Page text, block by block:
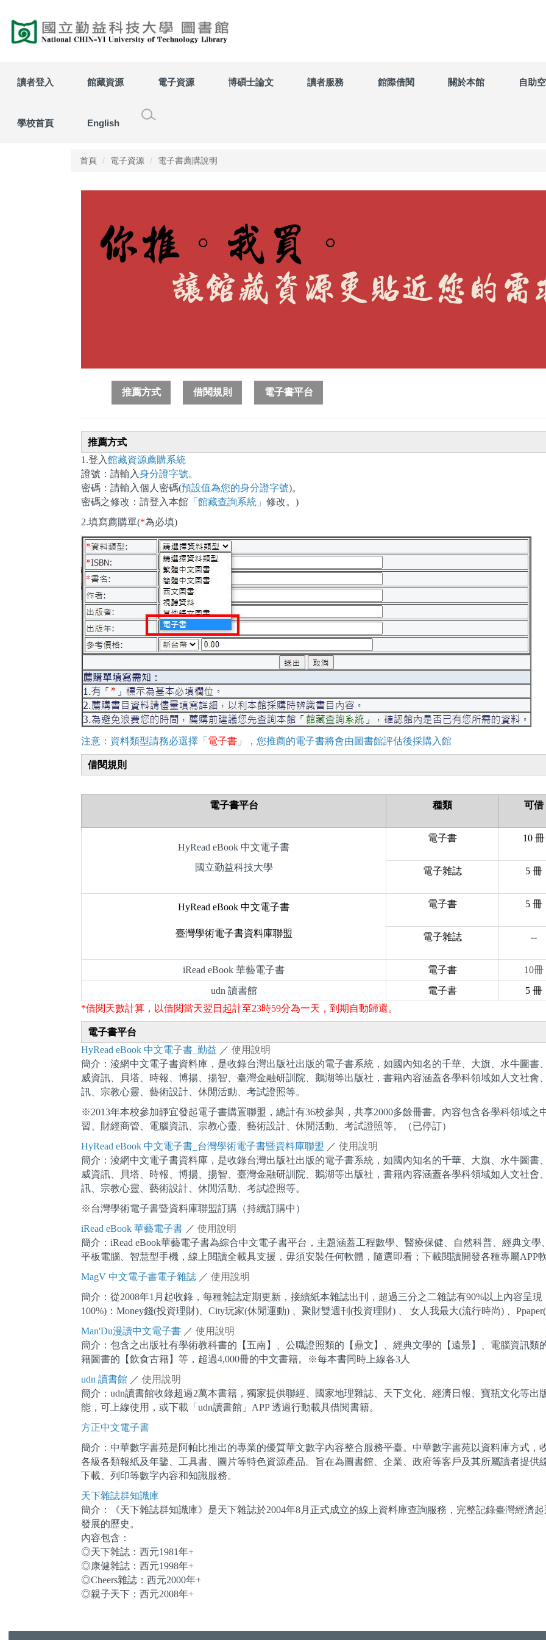
到
要
讀者登入 館藏資源 電子資源 博碩士論文 讀者服務 館際借閱 關於本館 自助
學校首頁 English
首頁 電子資源 電子書薦購說明
推薦方式 借閱規則 電子書平台
推薦方式
1.登入館藏資源薦購系統
證號：請輸入身分證字號。
密碼：請輸入個人密碼(預設值為您的身分證字號)。
密碼之修改：請登入本館 「館藏查詢系統」 修改。)
2.填寫薦購單(*為必填)
注意：資料類型請務必選擇「 電子書 」，您推薦的電子書將會由圖書館評估後採購入館
借閱規則
電子書平台 種類 可借
HyRead eBook 中文電子書
國立勤益科技大學
電子書 10 冊
電子雜誌 5 冊
HyRead eBook 中文電子書
臺灣學術電子書資料庫聯盟
電子書 5 冊
電子雜誌 --
iRead eBook 華藝電子書 電子書
10冊
udn 讀書館
電子書 5 冊
*借閱天數計算，以借閱當天翌日起計至23時59分為一天，到期自動歸還。
電子書平台
HyRead eBook 中文電子書_勤益 ／ 使用說明
簡介：淩網中文電子書資料庫，是收錄台灣出版社出版的電子書系統，如國內知名的千華、大旗、水牛圖書
威資訊、貝塔、時報、博揚、揚智、臺灣金融研訓院、鵝湖等出版社，書籍內容涵蓋各學科領域如人文社會
訊、宗教心靈、藝術設計、休閒活動、考試證照等。
※2013年本校參加靜宜發起電子書購置聯盟，總計有36校參與，共享2000多餘冊書。內容包含各學科領域
習、財經商管、電腦資訊、宗教心靈、藝術設計、休閒活動、考試證照等。（已停訂）
HyRead eBook 中文電子書_台灣學術電子書暨資料庫聯盟 ／ 使用說明
簡介：淩網中文電子書資料庫，是收錄台灣出版社出版的電子書系統，如國內知名的千華、大旗、水牛圖書
威資訊、貝塔、時報、博揚、揚智、臺灣金融研訓院、鵝湖等出版社，書籍內容涵蓋各學科領域如人文社會
訊、宗教心靈、藝術設計、休閒活動、考試證照等。
※台灣學術電子書暨資料庫聯盟訂購（持續訂購中）
iRead eBook 華藝電子書 ／ 使用說明
簡介：iRead eBook華藝電子書為綜合中文電子書平台，主題涵蓋工程數學、醫療保健、自然科普、經典文
平板電腦、智慧型手機，線上閱讀全載具支援，毋須安裝任何軟體，隨選即看；下載閱讀開發各種專屬APP
MagV 中文電子書電子雜誌 ／ 使用說明
簡介：從2008年1月起收錄，每種雜誌定期更新，接續紙本雜誌出刊，超過三分之二雜誌有90%以上內容呈
100%)：Money錢(投資理財)、City玩家(休閒運動) 、聚財雙週刊(投資理財) 、 女人我最大(流行時尚) 、
Man'Du漫讀中文電子書 ／ 使用說明
簡介：包含之出版社有學術教科書的【五南】、公職證照類的【鼎文】、經典文學的【遠景】、電腦資訊類
籍圖書的【飲食古籍】等，超過4,000冊的中文書籍。※每本書同時上線各3人
udn 讀書館 ／ 使用說明
簡介：udn讀書館收錄超過2萬本書籍，獨家提供聯經、國家地理雜誌、天下文化、經濟日報、寶瓶文化等
能，可上線使用，或下載「udn讀書館」APP 透過行動載具借閱書籍。
方正中文電子書
簡介：中華數字書苑是阿帕比推出的專業的優質華文數字內容整合服務平臺。中華數字書苑以資料庫方式，
各級各類報紙及年鑒、工具書、圖片等特色資源產品。旨在為圖書館、企業、政府等客戶及其所屬讀者提供
下載、列印等數字內容和知識服務。
天下雜誌群知識庫
簡介：《天下雜誌群知識庫》是天下雜誌於2004年8月正式成立的線上資料庫查詢服務，完整記錄臺灣經濟
發展的歷史。
內容包含：
◎天下雜誌：西元1981年+
◎康健雜誌：西元1998年+
◎Cheers雜誌：西元2000年+
◎親子天下：西元2008年+